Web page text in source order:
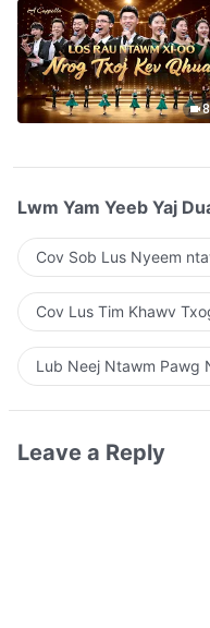
Lwm Yam Yeeb Yaj
Cov Sob Lus Nyeem
Cov Lus Tim Khawv
Lub Neej Ntawm Pawg
Leave a Reply